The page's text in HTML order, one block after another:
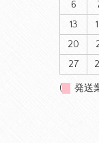
6
13
20
27
( 発送